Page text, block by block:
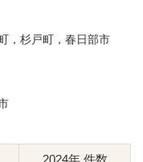
，杉戸町，春日部市
2024年 件数